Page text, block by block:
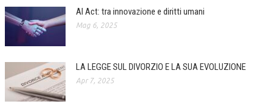
CORPORATE SOCIAL RESPONSIBILITY
INTERNAZIONALIZZAZIONE
HUMAN RESOURCES
AI Act: tra innovazione e diritti umani
Mag 6, 2025
LA LEGGE SUL DIVORZIO E LA SUA EVOLUZIONE
Apr 7, 2025